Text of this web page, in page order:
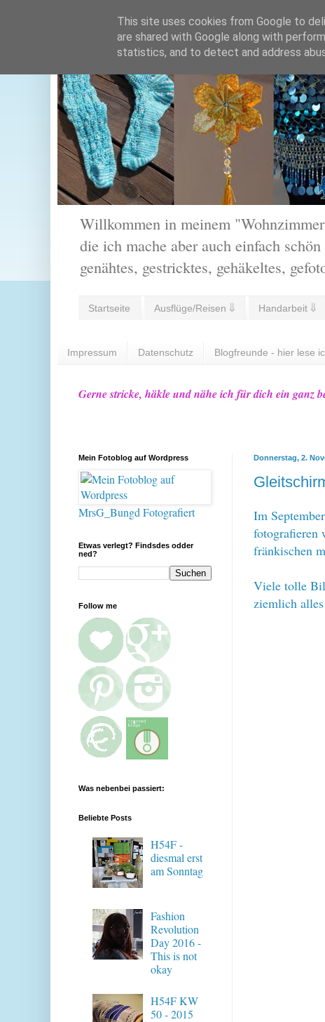
Willkommen in meinem
die ich mache aber auch einfach
genähtes, gestricktes, gehäkeltes,
Startseite Ausflüge/Reisen ⇓ Handarbeit ⇓
Impressum Datenschutz Blogfreunde - hier lese
Gerne stricke, häkle und nähe ich für dich ein ganz
Donnerstag, 2.
Im
fotografieren
fränkischen
Viele tolle
ziemlich
Mein Fotoblog auf Wordpress
MrsG_Bungd Fotografiert
Etwas verlegt? Findsdes odder
ned?
Follow me
Was nebenbei passiert:
Beliebte Posts
H54F -
diesmal erst
am Sonntag
Fashion
Revolution
Day 2016 -
This is not
okay
H54F KW
50 - 2015
This site uses cookies from Google to
are shared with Google along with
statistics, and to detect and address